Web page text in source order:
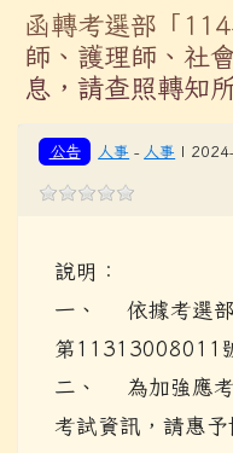
函轉考選部「
師、護理師、社
息，請查照轉知
公告 人事 - 人事 |
說明：
一、 依據考選部
第11313008011
二、 為加強應考
考試資訊，請惠